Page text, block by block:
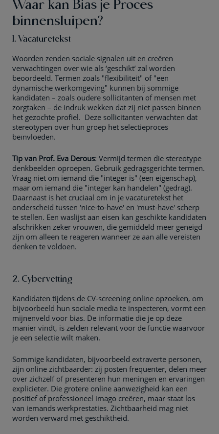
binnensluipen?
1. Vacaturetekst
Woorden zenden sociale signalen uit en creëren
verwachtingen over wie als ‘geschikt’ zal worden
beoordeeld. Termen zoals "flexibiliteit" of "een
dynamische werkomgeving" kunnen bij sommige
kandidaten – zoals oudere sollicitanten of mensen met
zorgtaken – de indruk wekken dat zij niet passen binnen
het gezochte profiel. Deze sollicitanten verwachten dat
stereotypen over hun groep het selectieproces
beïnvloeden.
Tip van Prof. Eva Derous: Vermijd termen die stereotype
denkbeelden oproepen. Gebruik gedragsgerichte termen.
Vraag niet om iemand die "integer is" (een eigenschap),
maar om iemand die "integer kan handelen" (gedrag).
Daarnaast is het cruciaal om in je vacaturetekst het
onderscheid tussen 'nice-to-have' en 'must-have' scherp
te stellen. Een waslijst aan eisen kan geschikte kandidaten
afschrikken zeker vrouwen, die gemiddeld meer geneigd
zijn om alleen te reageren wanneer ze aan alle vereisten
denken te voldoen.
2. Cybervetting
Kandidaten tijdens de CV-screening online opzoeken, om
bijvoorbeeld hun sociale media te inspecteren, vormt een
mijnenveld voor bias. De informatie die je op deze
manier vindt, is zelden relevant voor de functie waarvoor
je een selectie wilt maken.
Sommige kandidaten, bijvoorbeeld extraverte personen,
zijn online zichtbaarder: zij posten frequenter, delen meer
over zichzelf of presenteren hun meningen en ervaringen
explicieter. Die grotere online aanwezigheid kan een
positief of professioneel imago creëren, maar staat los
van iemands werkprestaties. Zichtbaarheid mag niet
worden verward met geschiktheid.